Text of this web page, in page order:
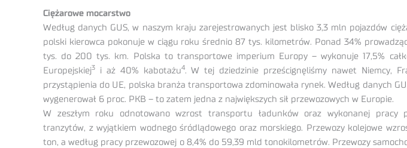
Ciężarowe mocarstwo
Według danych GUS, w naszym kraju zarejestrowanych jest blisko 3,3 mln pojazdów
polski kierowca pokonuje w ciągu roku średnio 87 tys. kilometrów. Ponad 34%
tys. do 200 tys. km. Polska to transportowe imperium Europy – wykonuje 17,5%
Europejskiej3 i aż 40% kabotażu4. W tej dziedzinie prześcignęliśmy nawet Niemcy,
przystąpienia do UE, polska branża transportowa zdominowała rynek. Według danych
wygenerował 6 proc. PKB – to zatem jedna z największych sił przewozowych w Europie.
W zeszłym roku odnotowano wzrost transportu ładunków oraz wykonanej pracy
tranzytów, z wyjątkiem wodnego śródlądowego oraz morskiego. Przewozy kolejowe
ton, a według pracy przewozowej o 8,4% do 59,39 mld tonokilometrów. Przewozy